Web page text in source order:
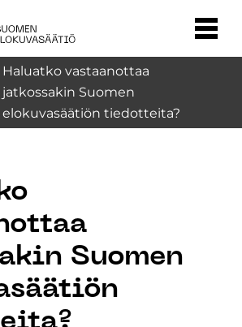
Haluatko vastaanottaa
jatkossakin Suomen
elokuvasäätiön tiedotteita?
Suomen